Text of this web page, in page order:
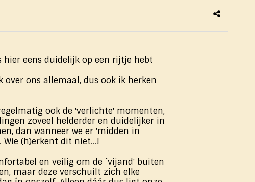
hier eens duidelijk op een rijtje hebt
ons allemaal, dus ook ik herken
ook de 'verlichte' momenten,
zoveel helderder en duidelijker in
dan wanneer we er 'midden in
Wie (h)erkent dit niet...!
en veilig om de ´vijand' buiten
maar deze verschuilt zich elke